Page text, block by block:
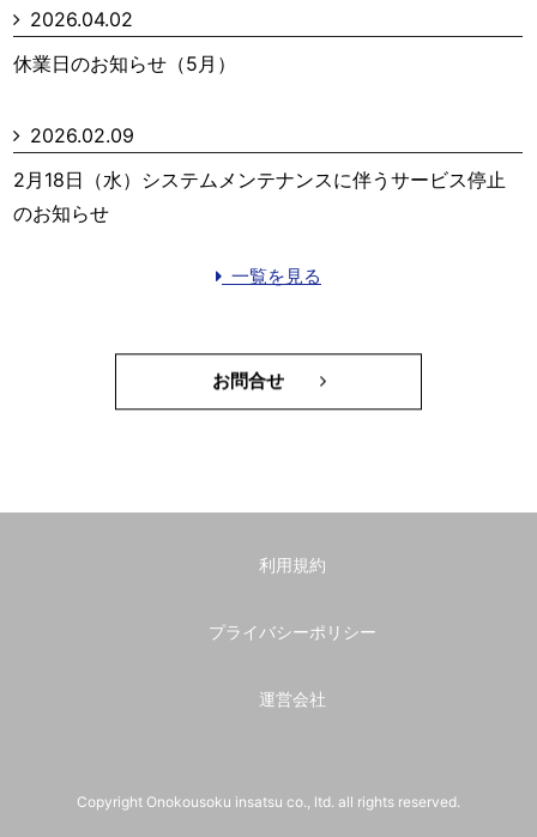
2026.04.02
休業日のお知らせ（5月）
2026.02.09
2月18日（水）システムメンテナンスに伴うサービス停止
のお知らせ
一覧を見る
お問合せ
利用規約
プライバシーポリシー
運営会社
Copyright Onokousoku insatsu co., ltd. all rights reserved.